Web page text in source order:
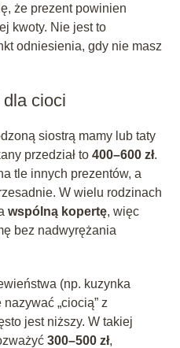
że prezent powinien
kwoty. Nie jest to
odniesienia, gdy nie masz
dla cioci
siostrą mamy lub taty
przedział to 400–600 zł.
tle innych prezentów, a
W wielu rodzinach
wspólną kopertę, więc
bez nadwyrężania
(np. kuzynka
„ciocią” z
jest niższy. W takiej
300–500 zł,